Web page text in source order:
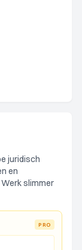
juridisch
en
slimmer
PRO